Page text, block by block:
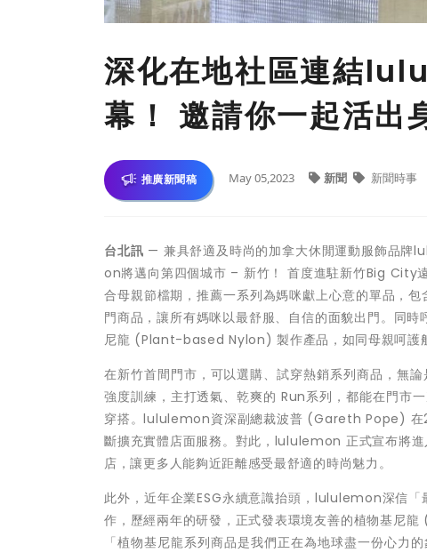
深化在地社區連結
幕！ 邀請你一起活出
推廣新聞稿 May 05,2023 新聞 新聞時事
台北訊 — 兼具舒適及時尚的加拿大休閒運動服飾品牌
on將邁向第四個城市 – 新竹！ 首度進駐新竹Big City
合母親節檔期，推薦一系列為媽咪獻上心意的單品，
門商品，讓所有媽咪以最舒服、自信的面貌出門。同
尼龍 (Plant-based Nylon) 製作產品，如同母親呵護
在新竹首間門市，可以選購、試穿熱銷系列商品，無
強度訓練，主打透氣、乾爽的 Run系列，都能在門市
穿搭。lululemon資深副總裁波普 (Gareth Pope) 在
斷擴充實體店面服務。對此，lululemon 正式宣布將進
店，讓更多人能夠近距離感受最舒適的時尚魅力。
此外，近年企業ESG永續意識抬頭， lululemon深信「
作，歷經兩年的研發，正式發表環境友善的植物基尼龍
「植物基尼龍系列商品是我們正在為地球盡一份心力